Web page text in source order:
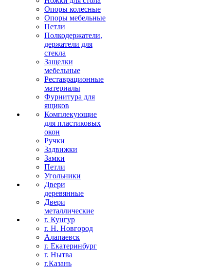
Опоры колесные
Опоры мебельные
Петли
Полкодержатели,
держатели для
стекла
Защелки
мебельные
Реставрационные
материалы
Фурнитура для
ящиков
Комплекующие
для пластиковых
окон
Ручки
Задвижки
Замки
Петли
Угольники
Двери
деревянные
Двери
металлические
г. Кунгур
г. Н. Новгород
Алапаевск
г. Екатеринбург
г. Нытва
г.Казань